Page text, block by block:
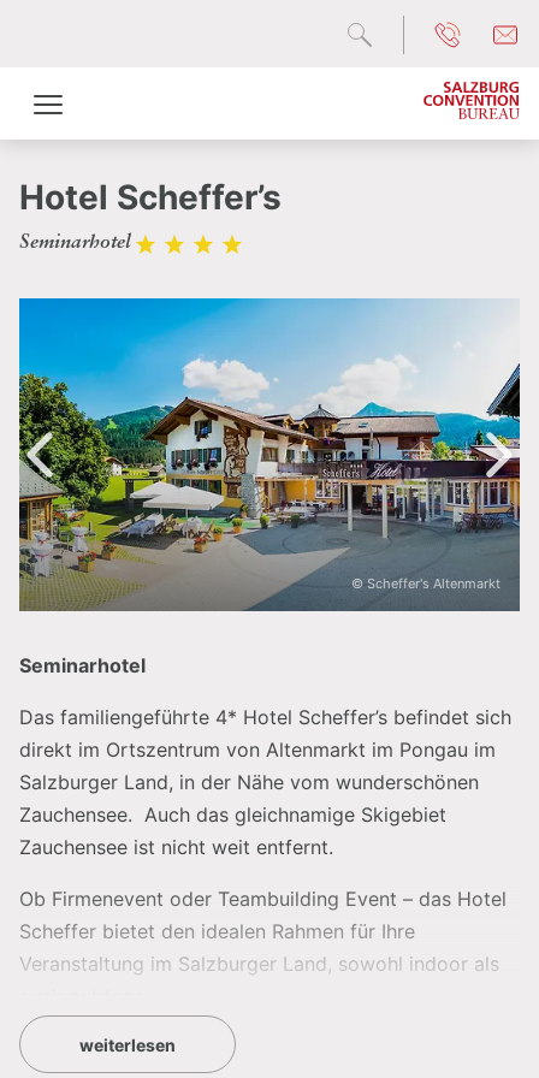
Hotel Scheffer’s
Seminarhotel
© Scheffer's Altenmarkt
Seminarhotel
Das familiengeführte 4* Hotel Scheffer’s befindet sich
direkt im Ortszentrum von Altenmarkt im Pongau im
Salzburger Land, in der Nähe vom wunderschönen
Zauchensee. Auch das gleichnamige Skigebiet
Zauchensee ist nicht weit entfernt.
Ob Firmenevent oder Teambuilding Event – das Hotel
Scheffer bietet den idealen Rahmen für Ihre
Veranstaltung im Salzburger Land, sowohl indoor als
weiterlesen